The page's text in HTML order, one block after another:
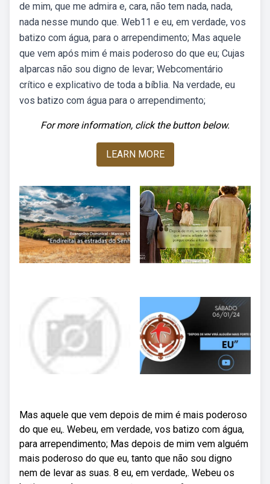
de mim, que me admira e, cara, não tem nada, nada,
nada nesse mundo que. Web11 e eu, em verdade, vos
batizo com água, para o arrependimento; Mas aquele
que vem após mim é mais poderoso do que eu; Cujas
alparcas não sou digno de levar; Webcomentário
crítico e explicativo de toda a bíblia. Na verdade, eu
vos batizo com água para o arrependimento;
For more information, click the button below.
LEARN MORE
Mas aquele que vem depois de mim é mais poderoso
do que eu,. Webeu, em verdade, vos batizo com água,
para arrependimento; Mas depois de mim vem alguém
mais poderoso do que eu, tanto que não sou digno
nem de levar as suas. 8 eu, em verdade,. Webeu os